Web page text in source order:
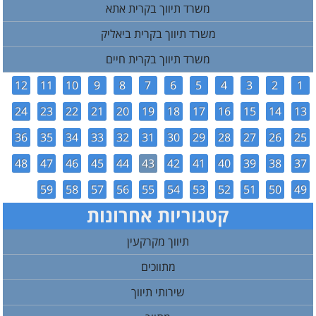
משרד תיווך בקרית אתא
משרד תיווך בקרית ביאליק
משרד תיווך בקרית חיים
1
2
3
4
5
6
7
8
9
10
11
12
13
14
15
16
17
18
19
20
21
22
23
24
25
26
27
28
29
30
31
32
33
34
35
36
37
38
39
40
41
42
43
44
45
46
47
48
49
50
51
52
53
54
55
56
57
58
59
קטגוריות אחרונות
תיווך מקרקעין
מתווכים
שירותי תיווך